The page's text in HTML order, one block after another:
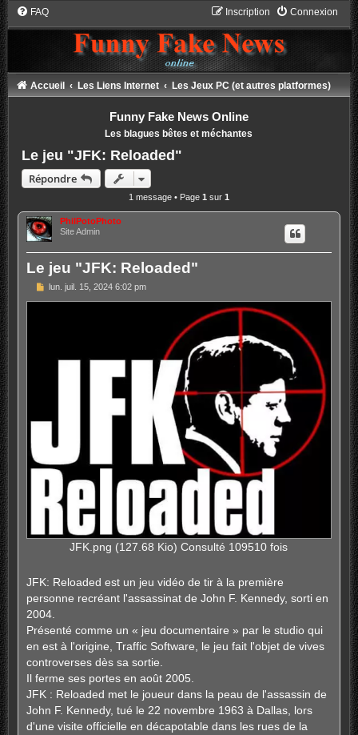
FAQ Connexion
Inscription
Accueil Les Liens Internet Les Jeux PC (et autres platformes)
Funny Fake News Online
Les blagues bêtes et méchantes
Le jeu "JFK: Reloaded"
Répondre
1 message • Page 1 sur 1
PhilPotoPhoto
Site Admin
Le jeu "JFK: Reloaded"
Mlun. juil. 15, 2024 6:02 pm
JFK.png (127.68 Kio) Consulté 109510 fois
JFK: Reloaded est un jeu vidéo de tir à la première
personne recréant l'assassinat de John F. Kennedy, sorti en
2004.
Présenté comme un « jeu documentaire » par le studio qui
en est à l'origine, Traffic Software, le jeu fait l'objet de vives
controverses dès sa sortie.
Il ferme ses portes en août 2005.
JFK : Reloaded met le joueur dans la peau de l'assassin de
John F. Kennedy, tué le 22 novembre 1963 à Dallas, lors
d'une visite officielle en décapotable dans les rues de la